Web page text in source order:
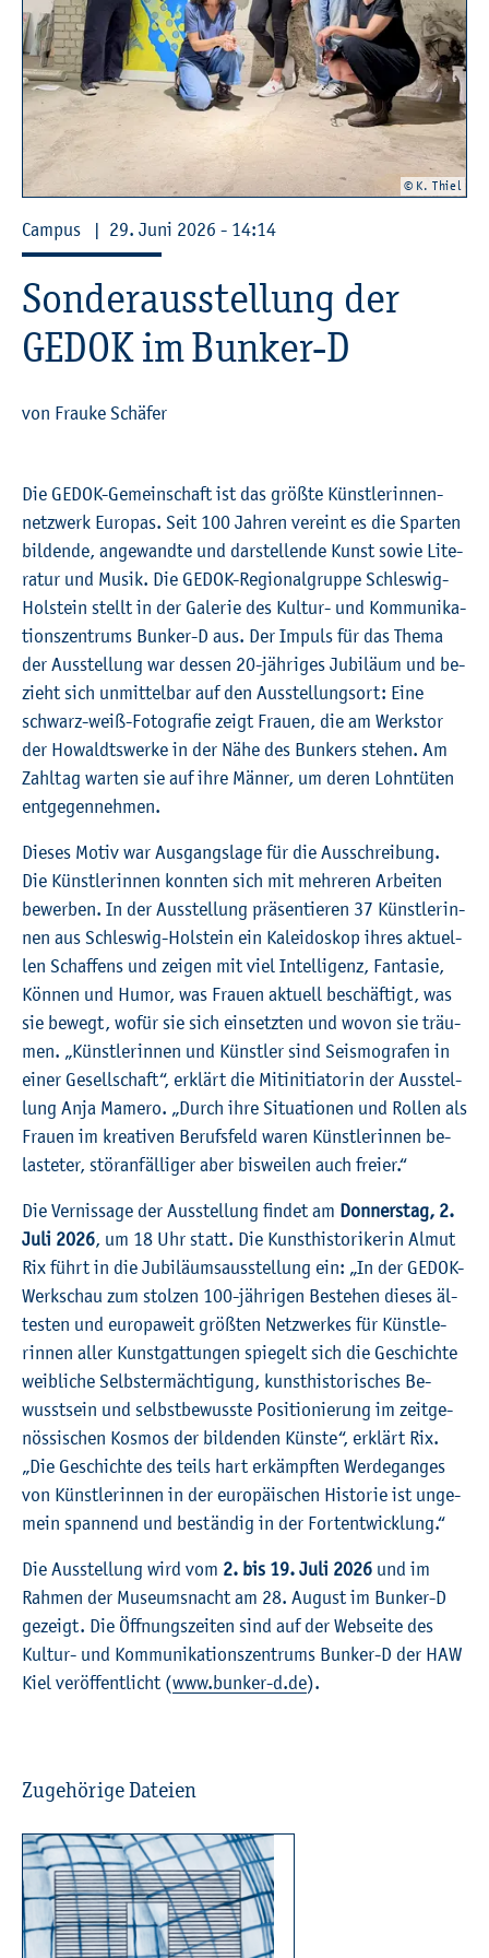
© K. Thiel
Cam­pus | 29. Juni 2026 - 14:14
Son­der­aus­stel­lung der
GEDOK im Bun­ker-D
von Frau­ke Schä­fer
Die GEDOK-Ge­mein­schaft ist das grö­ß­te Künst­le­rin­nen­
netz­werk Eu­ro­pas. Seit 100 Jah­ren ver­eint es die Spar­ten
bil­den­de, an­ge­wand­te und dar­stel­len­de Kunst sowie Li­te­
ra­tur und Musik. Die GEDOK-Re­gio­nal­grup­pe Schles­wig-
Hol­stein stellt in der Ga­le­rie des Kul­tur- und Kom­mu­ni­ka­
ti­ons­zen­trums Bun­ker-D aus. Der Im­puls für das Thema
der Aus­stel­lung war des­sen 20-jäh­ri­ges Ju­bi­lä­um und be­
zieht sich un­mit­tel­bar auf den Aus­stel­lungs­ort: Eine
schwarz-weiß-Fo­to­gra­fie zeigt Frau­en, die am Werks­tor
der Ho­waldts­wer­ke in der Nähe des Bun­kers ste­hen. Am
Zahl­tag war­ten sie auf ihre Män­ner, um deren Lohn­tü­ten
ent­ge­gen­neh­men.
Die­ses Motiv war Aus­gangs­la­ge für die Aus­schrei­bung.
Die Künst­le­rin­nen konn­ten sich mit meh­re­ren Ar­bei­ten
be­wer­ben. In der Aus­stel­lung prä­sen­tie­ren 37 Künst­le­rin­
nen aus Schles­wig-Hol­stein ein Ka­lei­do­skop ihres ak­tu­el­
len Schaf­fens und zei­gen mit viel In­tel­li­genz, Fan­ta­sie,
Kön­nen und Humor, was Frau­en ak­tu­ell be­schäf­tigt, was
sie be­wegt, wofür sie sich ein­setz­ten und wovon sie träu­
men. „Künst­le­rin­nen und Künst­ler sind Seis­mo­gra­fen in
einer Ge­sell­schaft“, er­klärt die Mit­in­itia­to­rin der Aus­stel­
lung Anja Ma­me­ro. „Durch ihre Si­tua­tio­nen und Rol­len als
Frau­en im krea­ti­ven Be­rufs­feld waren Künst­le­rin­nen be­
las­te­ter, stör­an­fäl­li­ger aber bis­wei­len auch frei­er.“
Die Ver­nis­sa­ge der Aus­stel­lung fin­det am Don­ners­tag, 2.
Juli 2026, um 18 Uhr statt. Die Kunst­his­to­ri­ke­rin Almut
Rix führt in die Ju­bi­lä­ums­aus­stel­lung ein: „In der GEDOK-
Werk­schau zum stol­zen 100-jäh­ri­gen Be­stehen die­ses äl­
tes­ten und eu­ro­pa­weit grö­ß­ten Netz­wer­kes für Künst­le­
rin­nen aller Kunst­gat­tun­gen spie­gelt sich die Ge­schich­te
weib­li­che Selbst­er­mäch­ti­gung, kunst­his­to­ri­sches Be­
wusst­sein und selbst­be­wuss­te Po­si­tio­nie­rung im zeit­ge­
nös­si­schen Kos­mos der bil­den­den Küns­te“, er­klärt Rix.
„Die Ge­schich­te des teils hart er­kämpf­ten Wer­de­gan­ges
von Künst­le­rin­nen in der eu­ro­päi­schen His­to­rie ist un­ge­
mein span­nend und be­stän­dig in der Fort­ent­wick­lung.“
Die Aus­stel­lung wird vom 2. bis 19. Juli 2026 und im
Rah­men der Mu­se­ums­nacht am 28. Au­gust im Bun­ker-D
ge­zeigt. Die Öff­nungs­zei­ten sind auf der Web­sei­te des
Kul­tur- und Kom­mu­ni­ka­ti­ons­zen­trums Bun­ker-D der HAW
Kiel ver­öf­fent­licht (www.​bunker-​d.​de).
Zu­ge­hö­ri­ge Da­tei­en
©Fach­hoch­schu­le Kiel